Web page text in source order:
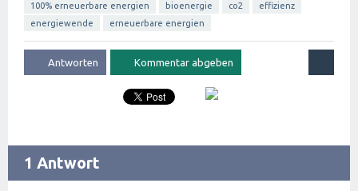
100% erneuerbare energien bioenergie co2
effizienz
energiewende
erneuerbare energien
1 Antwort